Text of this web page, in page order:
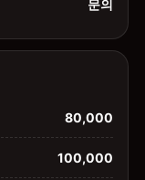
문의
80,000
100,000